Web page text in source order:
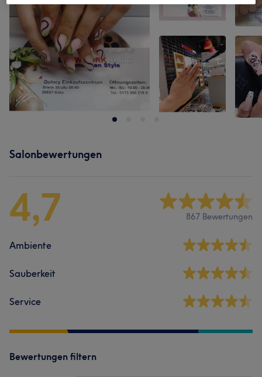
Salonbewertungen
4,7 867 Bewertungen
Ambiente
Sauberkeit
Service
Bewertungen filtern